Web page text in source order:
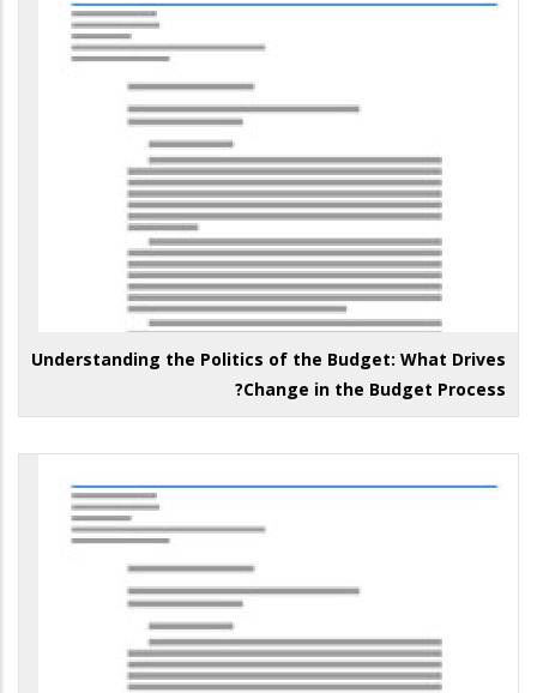
Understanding the Politics of the Budget: What Drives
Change in the Budget Process?